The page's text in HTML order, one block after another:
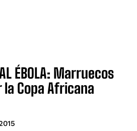
AL ÉBOLA: Marruecos
Copa Africana